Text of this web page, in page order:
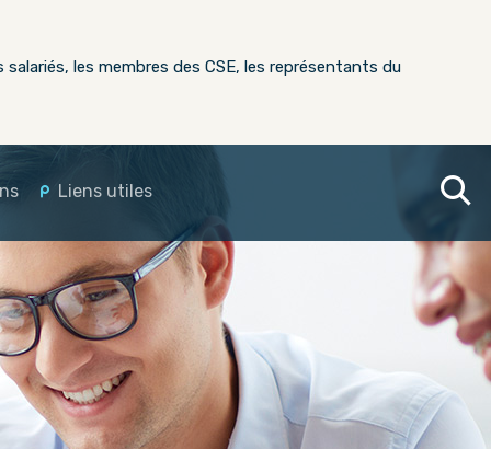
salariés, les membres des CSE, les représentants du
du
Liens utiles